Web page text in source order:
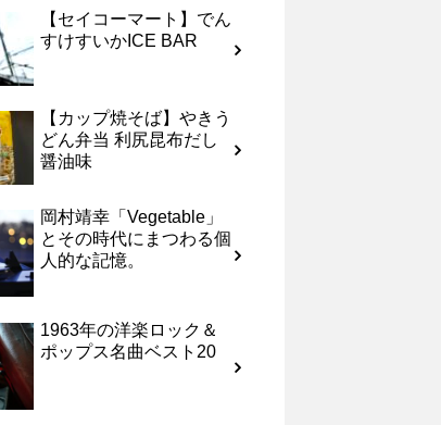
【セイコーマート】でん
すけすいかICE BAR
【カップ焼そば】やきう
どん弁当 利尻昆布だし
醤油味
岡村靖幸「Vegetable」
とその時代にまつわる個
人的な記憶。
1963年の洋楽ロック＆
ポップス名曲ベスト20